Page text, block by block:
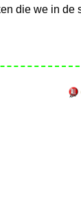
die we in de